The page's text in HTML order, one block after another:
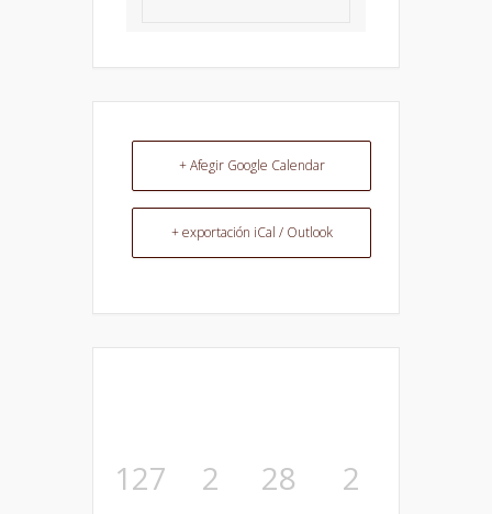
+ Afegir Google Calendar
+ exportación iCal / Outlook
127 2 28 2